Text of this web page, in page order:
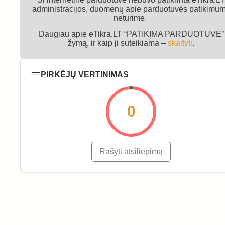
administracijos, duomenų apie parduotuvės
neturime.
Daugiau apie eTikra.LT “PATIKIMA PARDUOTUVĖ”
žymą, ir kaip ji suteikiama – skaityti.
PIRKĖJŲ VERTINIMAS
0
Rašyti atsiliepimą